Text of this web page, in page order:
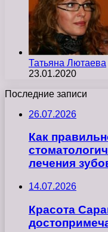
Татьяна Лютаева
23.01.2020
Последние записи
26.07.2026
Как
лечения
14.07.2026
Красота